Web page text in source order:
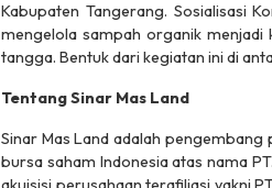
Kabupaten Tangerang. Sosialisasi
mengelola sampah organik
tangga. Bentuk dari kegiatan ini di
Tentang Sinar Mas Land
Sinar Mas Land adalah
bursa saham Indonesia atas nama